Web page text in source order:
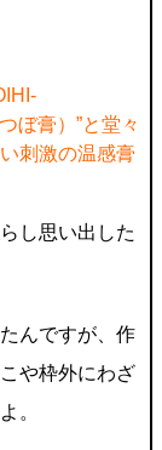
ぼ膏）”と堂々
刺激の温感膏
し思い出した
んですが、作
や枠外にわざ
。